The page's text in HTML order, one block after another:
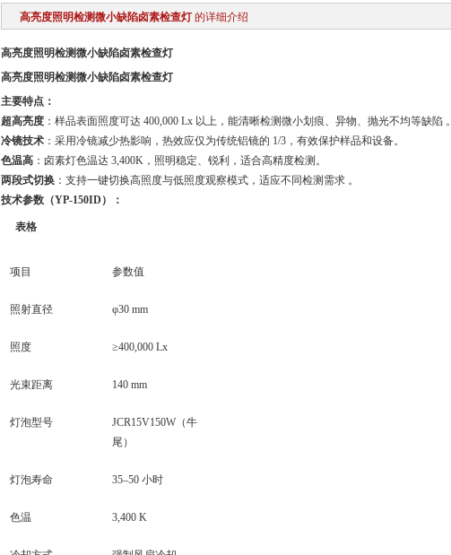
高亮度照明检测微小缺陷卤素检查灯 的详细介绍
高亮度照明检测微小缺陷卤素检查灯
高亮度照明检测微小缺陷卤素检查灯
主要特点：
超高亮度：样品表面照度可达 400,000 Lx 以上，能清晰检测微小划痕、异物、抛光不均等缺陷 。
冷镜技术：采用冷镜减少热影响，热效应仅为传统铝镜的 1/3，有效保护样品和设备。
色温高：卤素灯色温达 3,400K，照明稳定、锐利，适合高精度检测。
两段式切换：支持一键切换高照度与低照度观察模式，适应不同检测需求 。
技术参数（YP-150ID）：
表格
项目 参数值
照射直径 φ30 mm
照度 ≥400,000 Lx
光束距离 140 mm
灯泡型号
JCR15V150W（牛
尾）
灯泡寿命 35–50 小时
色温 3,400 K